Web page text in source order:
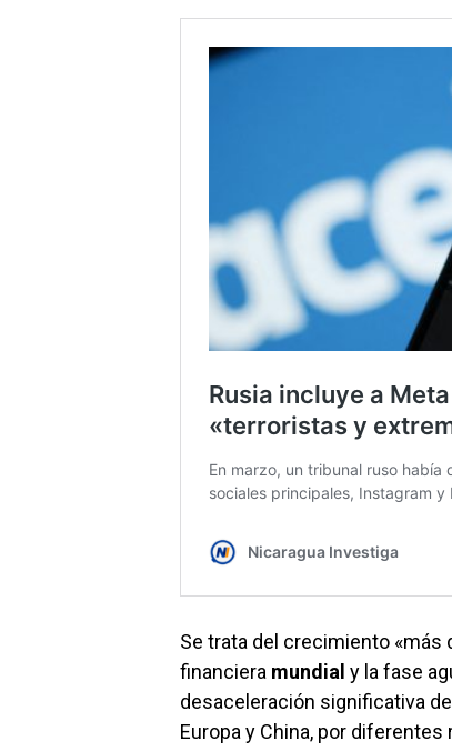
Se trata del crecimiento «más
financiera mundial y la fase
desaceleración significativa
Europa y China, por